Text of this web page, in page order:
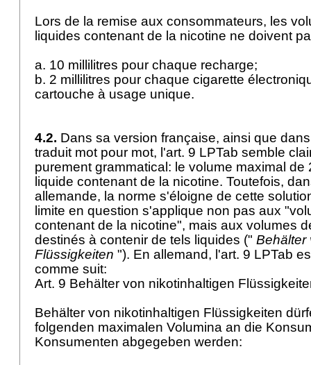
Lors de la remise aux consommateurs, les
liquides contenant de la nicotine ne doivent
a. 10 millilitres pour chaque recharge;
b. 2 millilitres pour chaque cigarette
cartouche à usage unique.
4.2. Dans sa version française, ainsi que
traduit mot pour mot, l'art. 9 LPTab semble
purement grammatical: le volume maximal de
liquide contenant de la nicotine. Toutefois,
allemande, la norme s'éloigne de cette
limite en question s'applique non pas aux
contenant de la nicotine", mais aux volumes
destinés à contenir de tels liquides (" Behälter
Flüssigkeiten "). En allemand, l'art. 9 LPTab
comme suit:
Art. 9 Behälter von nikotinhaltigen
Behälter von nikotinhaltigen Flüssigkeiten
folgenden maximalen Volumina an die
Konsumenten abgegeben werden: